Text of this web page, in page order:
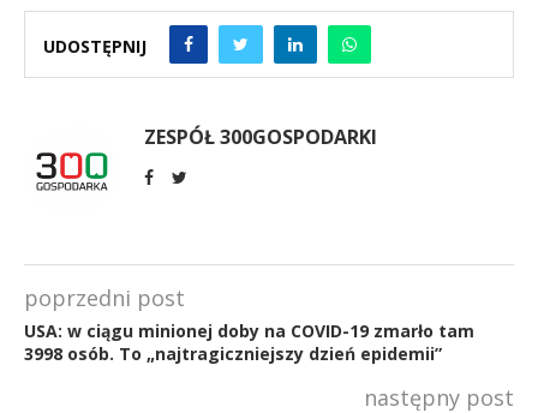
UDOSTĘPNIJ
ZESPÓŁ 300GOSPODARKI
poprzedni post
USA: w ciągu minionej doby na COVID-19 zmarło tam
3998 osób. To „najtragiczniejszy dzień epidemii”
następny post